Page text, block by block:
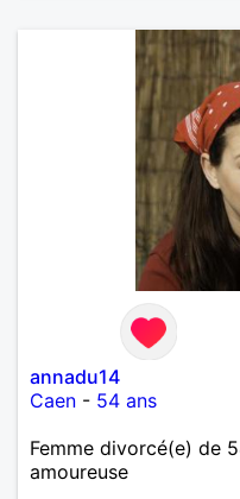
annadu14
Caen - 54 ans
Femme divorcé(e) de
amoureuse